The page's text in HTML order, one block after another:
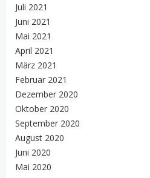
Juli 2021
Juni 2021
Mai 2021
April 2021
März 2021
Februar 2021
Dezember 2020
Oktober 2020
September 2020
August 2020
Juni 2020
Mai 2020